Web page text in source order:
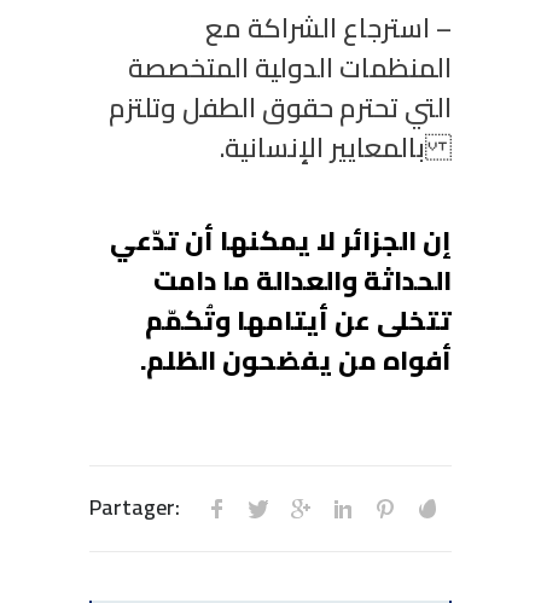
– استرجاع الشراكة مع
المنظمات الدولية المتخصصة
التي تحترم حقوق الطفل وتلتزم
بالمعايير الإنسانية.
إن الجزائر لا يمكنها أن تدّعي
الحداثة والعدالة ما دامت
تتخلى عن أيتامها وتُكمّم
أفواه من يفضحون الظلم.
Partager: